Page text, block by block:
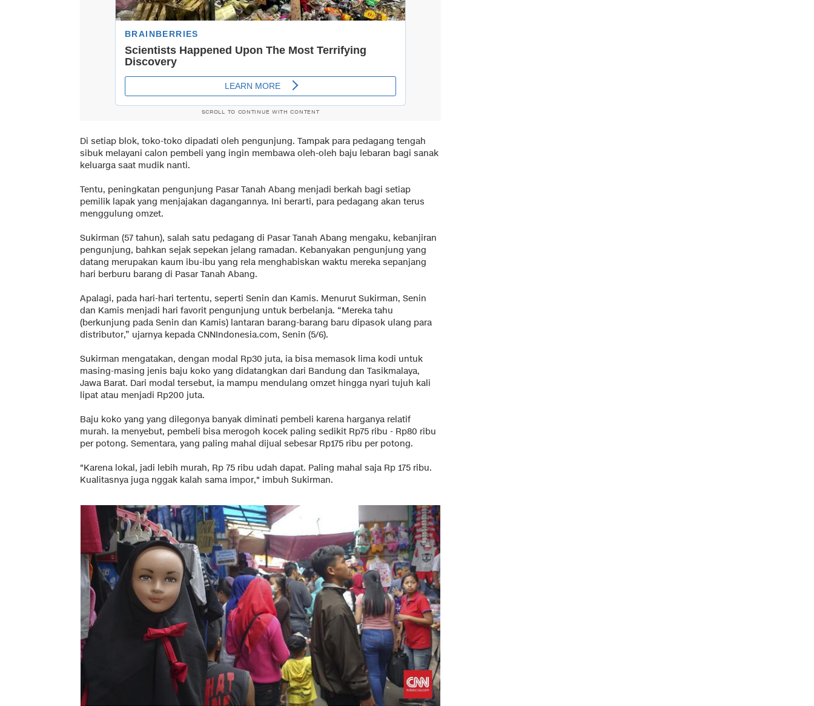
SCROLL TO CONTINUE WITH CONTENT
Di setiap blok, toko-toko dipadati oleh pengunjung. Tampak para pedagang tengah
sibuk melayani calon pembeli yang ingin membawa oleh-oleh baju lebaran bagi sanak
keluarga saat mudik nanti.
Tentu, peningkatan pengunjung Pasar Tanah Abang menjadi berkah bagi setiap
pemilik lapak yang menjajakan dagangannya. Ini berarti, para pedagang akan terus
menggulung omzet.
Sukirman (57 tahun), salah satu pedagang di Pasar Tanah Abang mengaku, kebanjiran
pengunjung, bahkan sejak sepekan jelang ramadan. Kebanyakan pengunjung yang
datang merupakan kaum ibu-ibu yang rela menghabiskan waktu mereka sepanjang
hari berburu barang di Pasar Tanah Abang.
Apalagi, pada hari-hari tertentu, seperti Senin dan Kamis. Menurut Sukirman, Senin
dan Kamis menjadi hari favorit pengunjung untuk berbelanja. “Mereka tahu
(berkunjung pada Senin dan Kamis) lantaran barang-barang baru dipasok ulang para
distributor,” ujarnya kepada CNNIndonesia.com, Senin (5/6).
Sukirman mengatakan, dengan modal Rp30 juta, ia bisa memasok lima kodi untuk
masing-masing jenis baju koko yang didatangkan dari Bandung dan Tasikmalaya,
Jawa Barat. Dari modal tersebut, ia mampu mendulang omzet hingga nyari tujuh kali
lipat atau menjadi Rp200 juta.
Baju koko yang yang dilegonya banyak diminati pembeli karena harganya relatif
murah. Ia menyebut, pembeli bisa merogoh kocek paling sedikit Rp75 ribu - Rp80 ribu
per potong. Sementara, yang paling mahal dijual sebesar Rp175 ribu per potong.
"Karena lokal, jadi lebih murah, Rp 75 ribu udah dapat. Paling mahal saja Rp 175 ribu.
Kualitasnya juga nggak kalah sama impor," imbuh Sukirman.